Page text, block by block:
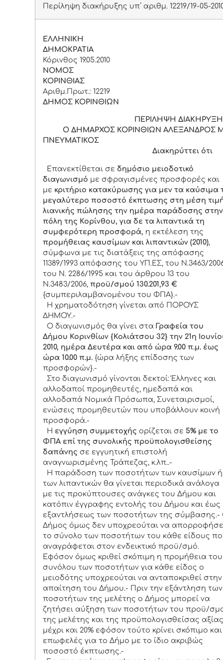
Περίληψη διακήρυξης υπ΄ αριθμ. 12219/19-05-
ΕΛΛΗΝΙΚΗ
ΔΗΜΟΚΡΑΤΙΑ
Κόρινθος 19.05.2010
ΝΟΜΟΣ
ΚΟΡΙΝΘΙΑΣ
Αριθμ.Πρωτ.: 12219
ΔΗΜΟΣ ΚΟΡΙΝΘΙΩΝ
ΠΕΡΙΛΗΨΗ
Ο ΔΗΜΑΡΧΟΣ ΚΟΡΙΝΘΙΩΝ ΑΛΕΞΑΝΔΡΟΣ
ΠΝΕΥΜΑΤΙΚΟΣ
Διακηρύττει ότι
Επανεκτίθεται σε δημόσιο μειοδοτικό
διαγωνισμό με σφραγισμένες προσφορές και
με κριτήριο κατακύρωσης για μεν τα καύσιμα
μεγαλύτερο ποσοστό έκπτωσης στη μέση
λιανικής πώλησης την ημέρα παράδοσης στην
πόλη της Κορίνθου, για δε τα λιπαντικά τη
συμφερότερη προσφορά, η εκτέλεση της
προμήθειας καυσίμων και λιπαντικών (2010),
σύμφωνα με τις διατάξεις της απόφασης
11389/1993 απόφασης του ΥΠ.ΕΣ, του Ν.3463/
του Ν. 2286/1995 και του άρθρου 13 του
Ν.3483/2006, προϋ/σμού 130.201,93 €
{συμπεριλαμβανομένου του ΦΠΑ}.-
Η χρηματοδότηση γίνεται από ΠΟΡΟΥΣ
ΔΗΜΟΥ.-
Ο διαγωνισμός θα γίνει στα Γραφεία του
Δήμου Κορινθίων {Κολιάτσου 32} την 21η
2010, ημέρα Δευτέρα και από ώρα 9.00 π.μ. έως
ώρα 10.00 π.μ. {ώρα λήξης επίδοσης των
προσφορών}.-
Στο διαγωνισμό γίνονται δεκτοί: Έλληνες και
αλλοδαποί προμηθευτές, ημεδαπά και
αλλοδαπά Νομικά Πρόσωπα, Συνεταιρισμοί,
ενώσεις προμηθευτών που υποβάλλουν κοινή
προσφορά.-
Η εγγύηση συμμετοχής ορίζεται σε 5% με το
ΦΠΑ επί της συνολικής προϋπολογισθείσης
δαπάνης σε εγγυητική επιστολή
αναγνωρισμένης Τράπεζας, κ.λπ..-
Η παράδοση των ποσοτήτων των καυσίμων ή
των λιπαντικών θα γίνεται περιοδικά ανάλογα
με τις προκύπτουσες ανάγκες του Δήμου και
κατόπιν έγγραφης εντολής του Δήμου και έως
εξαντλήσεως των ποσοτήτων της σύμβασης.-
Δήμος όμως δεν υποχρεούται να
το σύνολο των ποσοτήτων του κάθε είδους
αναγράφεται στον ενδεικτικό προϋ/σμό.
Εφόσον όμως κριθεί σκόπιμη η προμήθεια του
συνόλου των ποσοτήτων για κάθε είδος ο
μειοδότης υποχρεούται να ανταποκριθεί στην
απαίτηση του Δήμου.- Πριν την εξάντληση των
ποσοτήτων της μελέτης ο Δήμος μπορεί να
ζητήσει αύξηση των ποσοτήτων του προϋ/
της μελέτης και της προϋπολογισθείσας αξίας
μέχρι και 20% εφόσον τούτο κρίνει σκόπιμο και
επωφελές για το Δήμο με το ίδιο ακριβώς
ποσοστό έκπτωσης.-